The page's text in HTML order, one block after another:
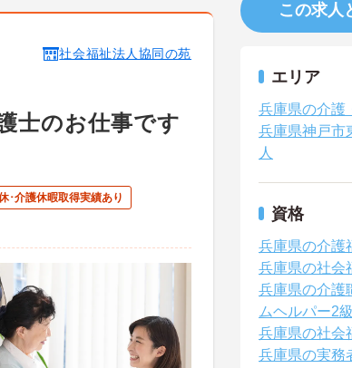
社会福祉法人協同の苑
士のお仕事です
･介護休暇取得実績あり
この求人
エリア
兵庫県の介護
兵庫県神戸市
人
資格
兵庫県の介護
兵庫県の社会
兵庫県の介護
ムヘルパー2
兵庫県の社会
兵庫県の実務